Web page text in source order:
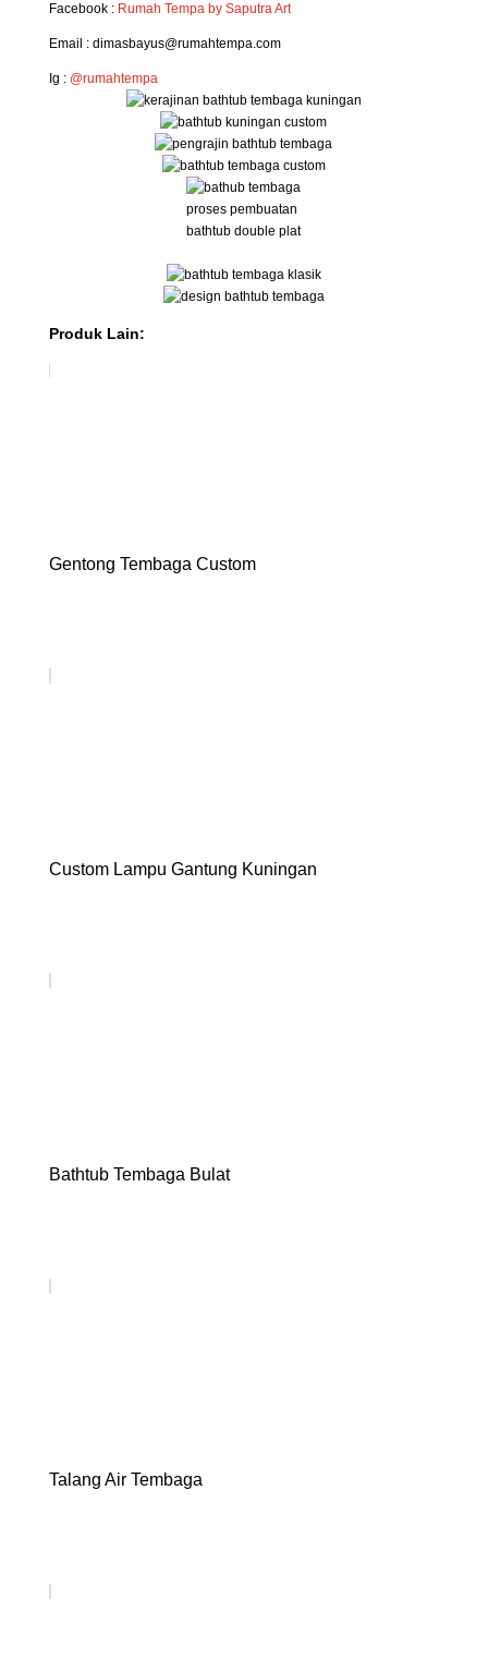
Facebook : Rumah Tempa by Saputra Art
Email : dimasbayus@rumahtempa.com
Ig : @rumahtempa
proses pembuatan
bathtub double plat
Produk Lain:
Gentong Tembaga Custom
Custom Lampu Gantung Kuningan
Bathtub Tembaga Bulat
Talang Air Tembaga